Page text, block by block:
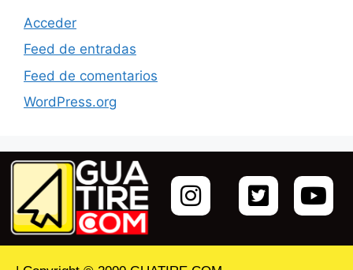
Acceder
Feed de entradas
Feed de comentarios
WordPress.org